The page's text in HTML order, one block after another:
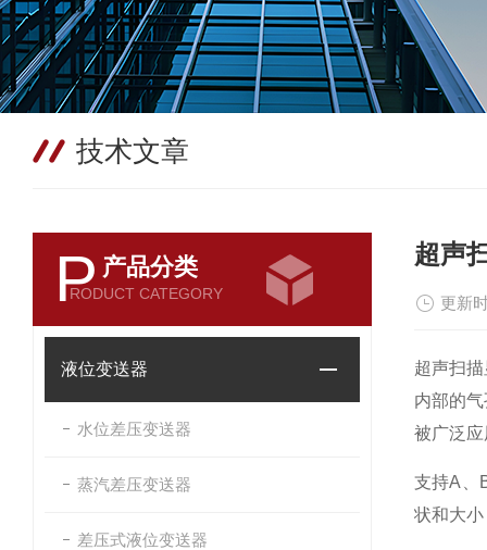
技术文章
P 产品分类
RODUCT CATEGORY
液位变送器
水位差压变送器
蒸汽差压变送器
差压式液位变送器
超声
更新
超声扫
内部的
被广泛
支持A
状和大